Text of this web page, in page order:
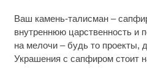
Ваш камень-талисман –
внутреннюю царственность и
на мелочи – будь то проекты,
Украшения с сапфиром стоит